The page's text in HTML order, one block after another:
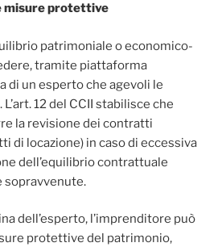
misure protettive
patrimoniale o economico-
tramite piattaforma
di un esperto che agevoli le
12 del CCII stabilisce che
la revisione dei contratti
di locazione) in caso di eccessiva
dell’equilibrio contrattuale
sopravvenute.
dell’esperto, l’imprenditore può
protettive del patrimonio,